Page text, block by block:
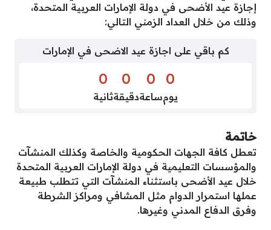
إجازة عيد الأضحى في دولة الإمارات العربية المتحدة،
وذلك من خلال العداد الزمني التالي:
كم باقي على اجازة عيد الاضحى في الإمارات
0
يوم
0
ساعة
0
دقيقة
0
ثانية
خاتمة
تعطل كافة الجهات الحكومية والخاصة وكذلك المنشآت
والمؤسسات التعليمية في دولة الإمارات العربية المتحدة
خلال عيد الأضحى باستثناء المنشآت التي تتطلب طبيعة
عملها استمرار الدوام مثل المشافي ومراكز الشرطة
وفرق الدفاع المدني وغيرها.